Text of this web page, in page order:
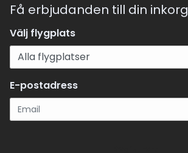
Få erbjudanden till din inkorg
Välj flygplats
E-postadress